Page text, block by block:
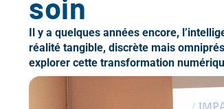
soin
Il y a quelques années encore,
réalité tangible, discrète mais
explorer cette transformation